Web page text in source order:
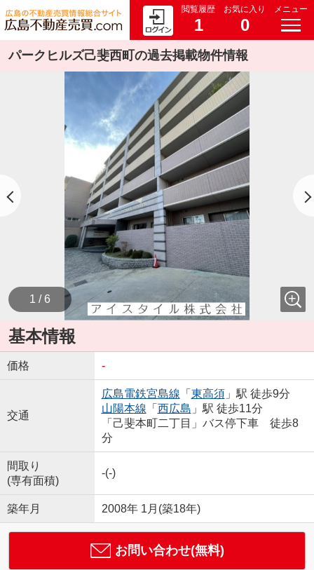
閲覧履歴
1
お気に入り
0
メニュー
パークヒルズ己斐西町の過去掲載物件情報
1 / 6
基本情報
価格 -
交通
広島電鉄宮島線 「 東高須」駅 徒歩9分
山陽本線 「 西広島 」駅 徒歩11分
「己斐本町二丁目」バス停下車 徒歩8
分
間取り
(専有面積)
-(-)
築年月 2008年 1月(築18年)
お問い合わせ(無料)